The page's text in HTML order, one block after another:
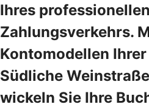
Ihres professionellen
Zahlungsverkehrs.
Kontomodellen Ihrer
Südliche
wickeln Sie Ihre